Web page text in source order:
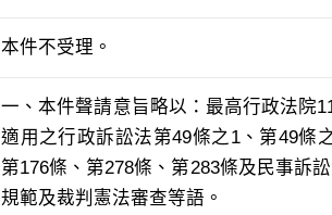
本件不受理。
一、本件聲請意旨略以：最高行政法院
適用之行政訴訟法第49條之1、第49條
第176條、第278條、第283條及民事訴